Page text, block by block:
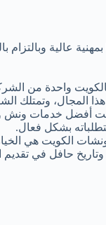
بمهنية عالية
واحدة من
المجال، وتمتلك
أفضل خدمات
بشكل فعال.
الكويت هي
حافل في تقديم